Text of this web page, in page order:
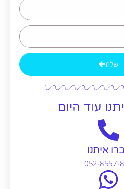
שלח
עוד היום
איתנו
052-8557-